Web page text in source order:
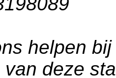
helpen
deze